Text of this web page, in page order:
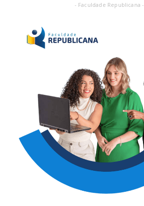
- Faculdade Republicana -